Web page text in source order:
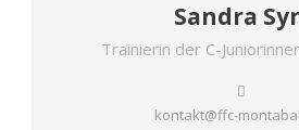
Sandra
Trainierin der C-
kontakt@ffc-